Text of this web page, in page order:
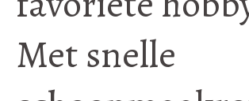
Met snelle